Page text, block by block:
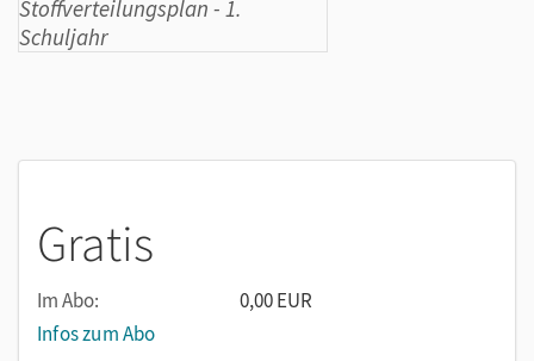
Gratis
Im Abo:
0,00 EUR
Infos zum Abo